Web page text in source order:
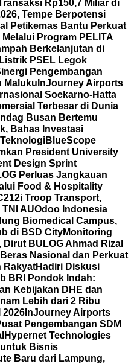
Rp150,7 Miliar di
Tempe Berpotensi
Petikemas Bantu Perkuat
Program PELITA
Berkelanjutan di
PSEL Legok
Pengembangan
Maluku InJourney Airports
Soekarno-Hatta
Terbesar di Dunia
Busan Bertemu
Bahas Investasi
BlueScope
President University
Design Sprint
Perluas Jangkauan
Food & Hospitality
Troop Transport,
AUOdoo Indonesia
Biomedical Campus,
di BSD CityMonitoring
BULOG Ahmad Rizal
Nasional dan Perkuat
RakyatHadiri Diskusi
BRI Pondok Indah:
Kebijakan DHE dan
Lebih dari 2 Ribu
2026 InJourney Airports
Pengembangan SDM
Hypernet Technologies
Bisnis
Baru dari Lampung,